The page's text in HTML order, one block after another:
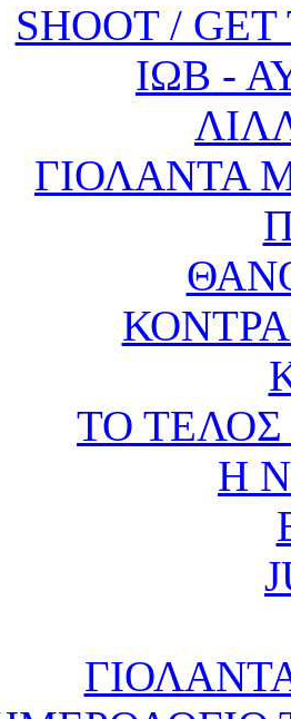
SHOOT /
ΙΩΒ -
ΓΙΟΛΑΝΤΑ
ΤΟ ΤΕΛΟΣ
Η